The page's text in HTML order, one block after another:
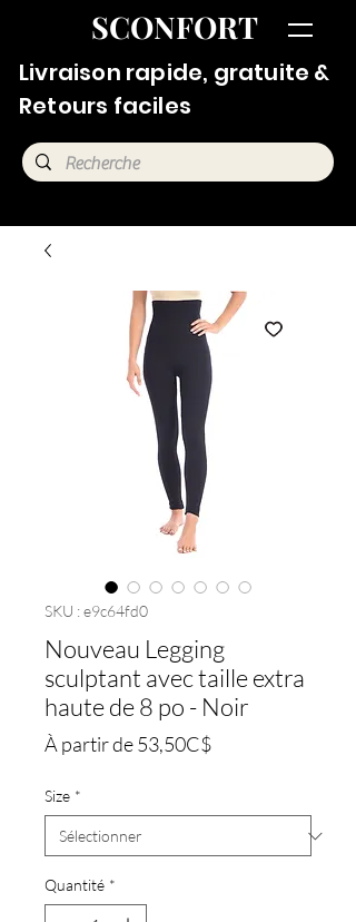
SCONFORT
Livraison rapide, gratuite &
Retours faciles
SKU : e9c64fd0
Nouveau Legging
sculptant avec taille extra
haute de 8 po - Noir
À partir de53,50C$Prix
Size *
Quantité *